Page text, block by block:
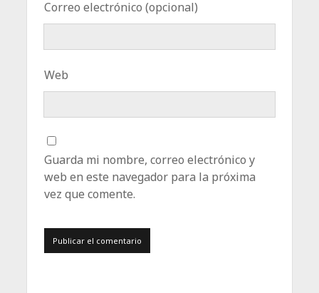
Correo electrónico (opcional)
Web
Guarda mi nombre, correo electrónico y
web en este navegador para la próxima
vez que comente.